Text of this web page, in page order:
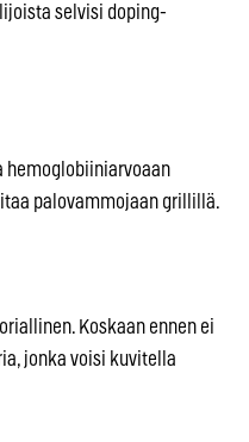
selvisi doping-
hemoglobiiniarvoaan
palovammojaan grillillä.
Koskaan ennen ei
jonka voisi kuvitella